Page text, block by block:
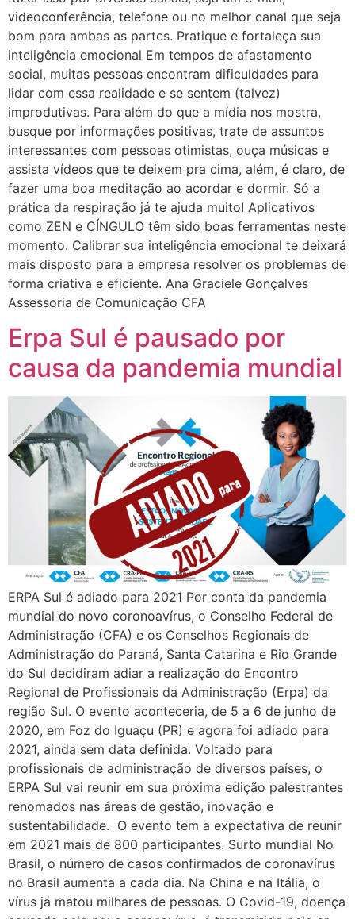
videoconferência, telefone ou no melhor canal que seja
bom para ambas as partes. Pratique e fortaleça sua
inteligência emocional Em tempos de afastamento
social, muitas pessoas encontram dificuldades para
lidar com essa realidade e se sentem (talvez)
improdutivas. Para além do que a mídia nos mostra,
busque por informações positivas, trate de assuntos
interessantes com pessoas otimistas, ouça músicas e
assista vídeos que te deixem pra cima, além, é claro, de
fazer uma boa meditação ao acordar e dormir. Só a
prática da respiração já te ajuda muito! Aplicativos
como ZEN e CÍNGULO têm sido boas ferramentas neste
momento. Calibrar sua inteligência emocional te deixará
mais disposto para a empresa resolver os problemas de
forma criativa e eficiente. Ana Graciele Gonçalves
Assessoria de Comunicação CFA
Erpa Sul é pausado por
causa da pandemia mundial
ERPA Sul é adiado para 2021 Por conta da pandemia
mundial do novo coronoavírus, o Conselho Federal de
Administração (CFA) e os Conselhos Regionais de
Administração do Paraná, Santa Catarina e Rio Grande
do Sul decidiram adiar a realização do Encontro
Regional de Profissionais da Administração (Erpa) da
região Sul. O evento aconteceria, de 5 a 6 de junho de
2020, em Foz do Iguaçu (PR) e agora foi adiado para
2021, ainda sem data definida. Voltado para
profissionais de administração de diversos países, o
ERPA Sul vai reunir em sua próxima edição palestrantes
renomados nas áreas de gestão, inovação e
sustentabilidade. O evento tem a expectativa de reunir
em 2021 mais de 800 participantes. Surto mundial No
Brasil, o número de casos confirmados de coronavírus
no Brasil aumenta a cada dia. Na China e na Itália, o
vírus já matou milhares de pessoas. O Covid-19, doença